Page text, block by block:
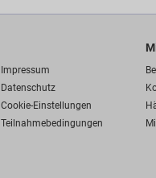
Impressum
Datenschutz
Cookie-Einstellungen
Teilnahmebedingungen